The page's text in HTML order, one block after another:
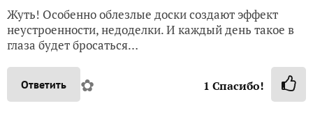
Жуть! Особенно облезлые доски создают эффект
неустроенности, недоделки. И каждый день такое в
глаза будет бросаться…
Ответить ✿ 1 Спасибо!